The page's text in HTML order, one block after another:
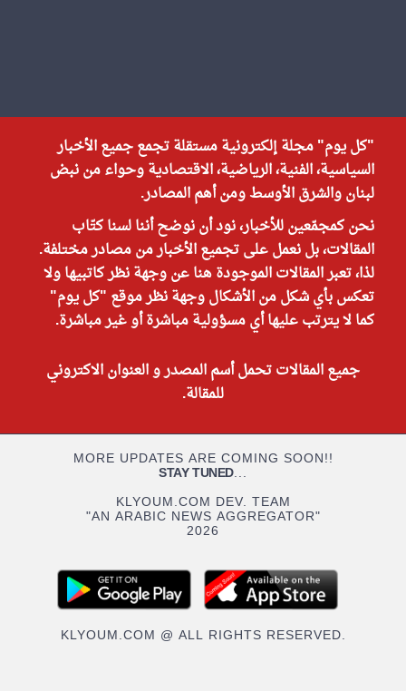
"كل يوم" مجلة إلكترونية مستقلة تجمع جميع الأخبار
السياسية، الفنية، الرياضية، الاقتصادية وحواء من نبض
لبنان والشرق الأوسط ومن أهم المصادر.
نحن كمجمّعين للأخبار، نود أن نوضح أننا لسنا كتّاب
المقالات، بل نعمل على تجميع الأخبار من مصادر مختلفة.
لذا، تعبر المقالات الموجودة هنا عن وجهة نظر كاتبيها ولا
تعكس بأي شكل من الأشكال وجهة نظر موقع "كل يوم"
كما لا يترتب عليها أي مسؤولية مباشرة أو غير مباشرة.
جميع المقالات تحمل أسم المصدر و العنوان الاكتروني
للمقالة.
MORE UPDATES ARE COMING SOON!!
STAY TUNED...
KLYOUM.COM DEV. TEAM
"AN ARABIC NEWS AGGREGATOR"
2026
KLYOUM.COM @ ALL RIGHTS RESERVED.